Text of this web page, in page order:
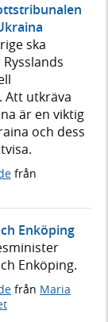
ska
Att utkräva
är en viktig
och dess
från
Enköping
Enköping.
från Maria